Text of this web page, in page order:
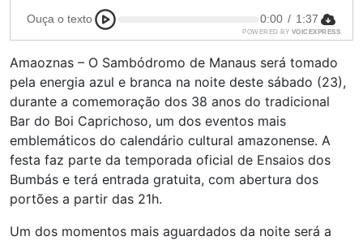
Ouça o texto 0:00 / 1:37
POWERED BY VOICEXPRESS
Amaoznas – O Sambódromo de Manaus será tomado
pela energia azul e branca na noite deste sábado (23),
durante a comemoração dos 38 anos do tradicional
Bar do Boi Caprichoso, um dos eventos mais
emblemáticos do calendário cultural amazonense. A
festa faz parte da temporada oficial de Ensaios dos
Bumbás e terá entrada gratuita, com abertura dos
portões a partir das 21h.
Um dos momentos mais aguardados da noite será a